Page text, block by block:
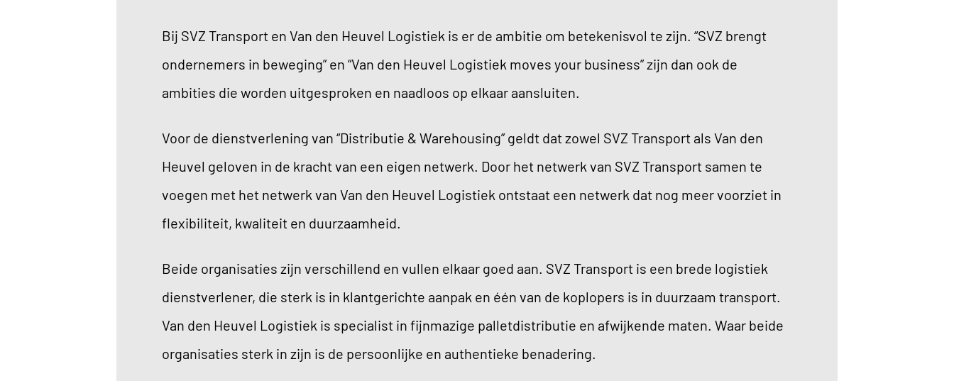
Bij SVZ Transport en Van den Heuvel Logistiek is er de ambitie om betekenisvol te zijn. “SVZ brengt
ondernemers in beweging” en “Van den Heuvel Logistiek moves your business” zijn dan ook de
ambities die worden uitgesproken en naadloos op elkaar aansluiten.
Voor de dienstverlening van “Distributie & Warehousing” geldt dat zowel SVZ Transport als Van den
Heuvel geloven in de kracht van een eigen netwerk. Door het netwerk van SVZ Transport samen te
voegen met het netwerk van Van den Heuvel Logistiek ontstaat een netwerk dat nog meer voorziet in
flexibiliteit, kwaliteit en duurzaamheid.
Beide organisaties zijn verschillend en vullen elkaar goed aan. SVZ Transport is een brede logistiek
dienstverlener, die sterk is in klantgerichte aanpak en één van de koplopers is in duurzaam transport.
Van den Heuvel Logistiek is specialist in fijnmazige palletdistributie en afwijkende maten. Waar beide
organisaties sterk in zijn is de persoonlijke en authentieke benadering.